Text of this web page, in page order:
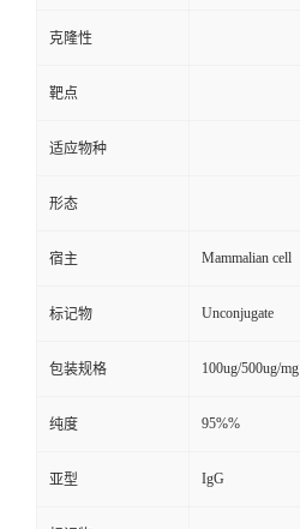
克隆性
靶点
适应物种
形态
宿主 Mammalian cell
标记物 Unconjugate
包装规格 100ug/500ug/mg
纯度 95%%
亚型 IgG